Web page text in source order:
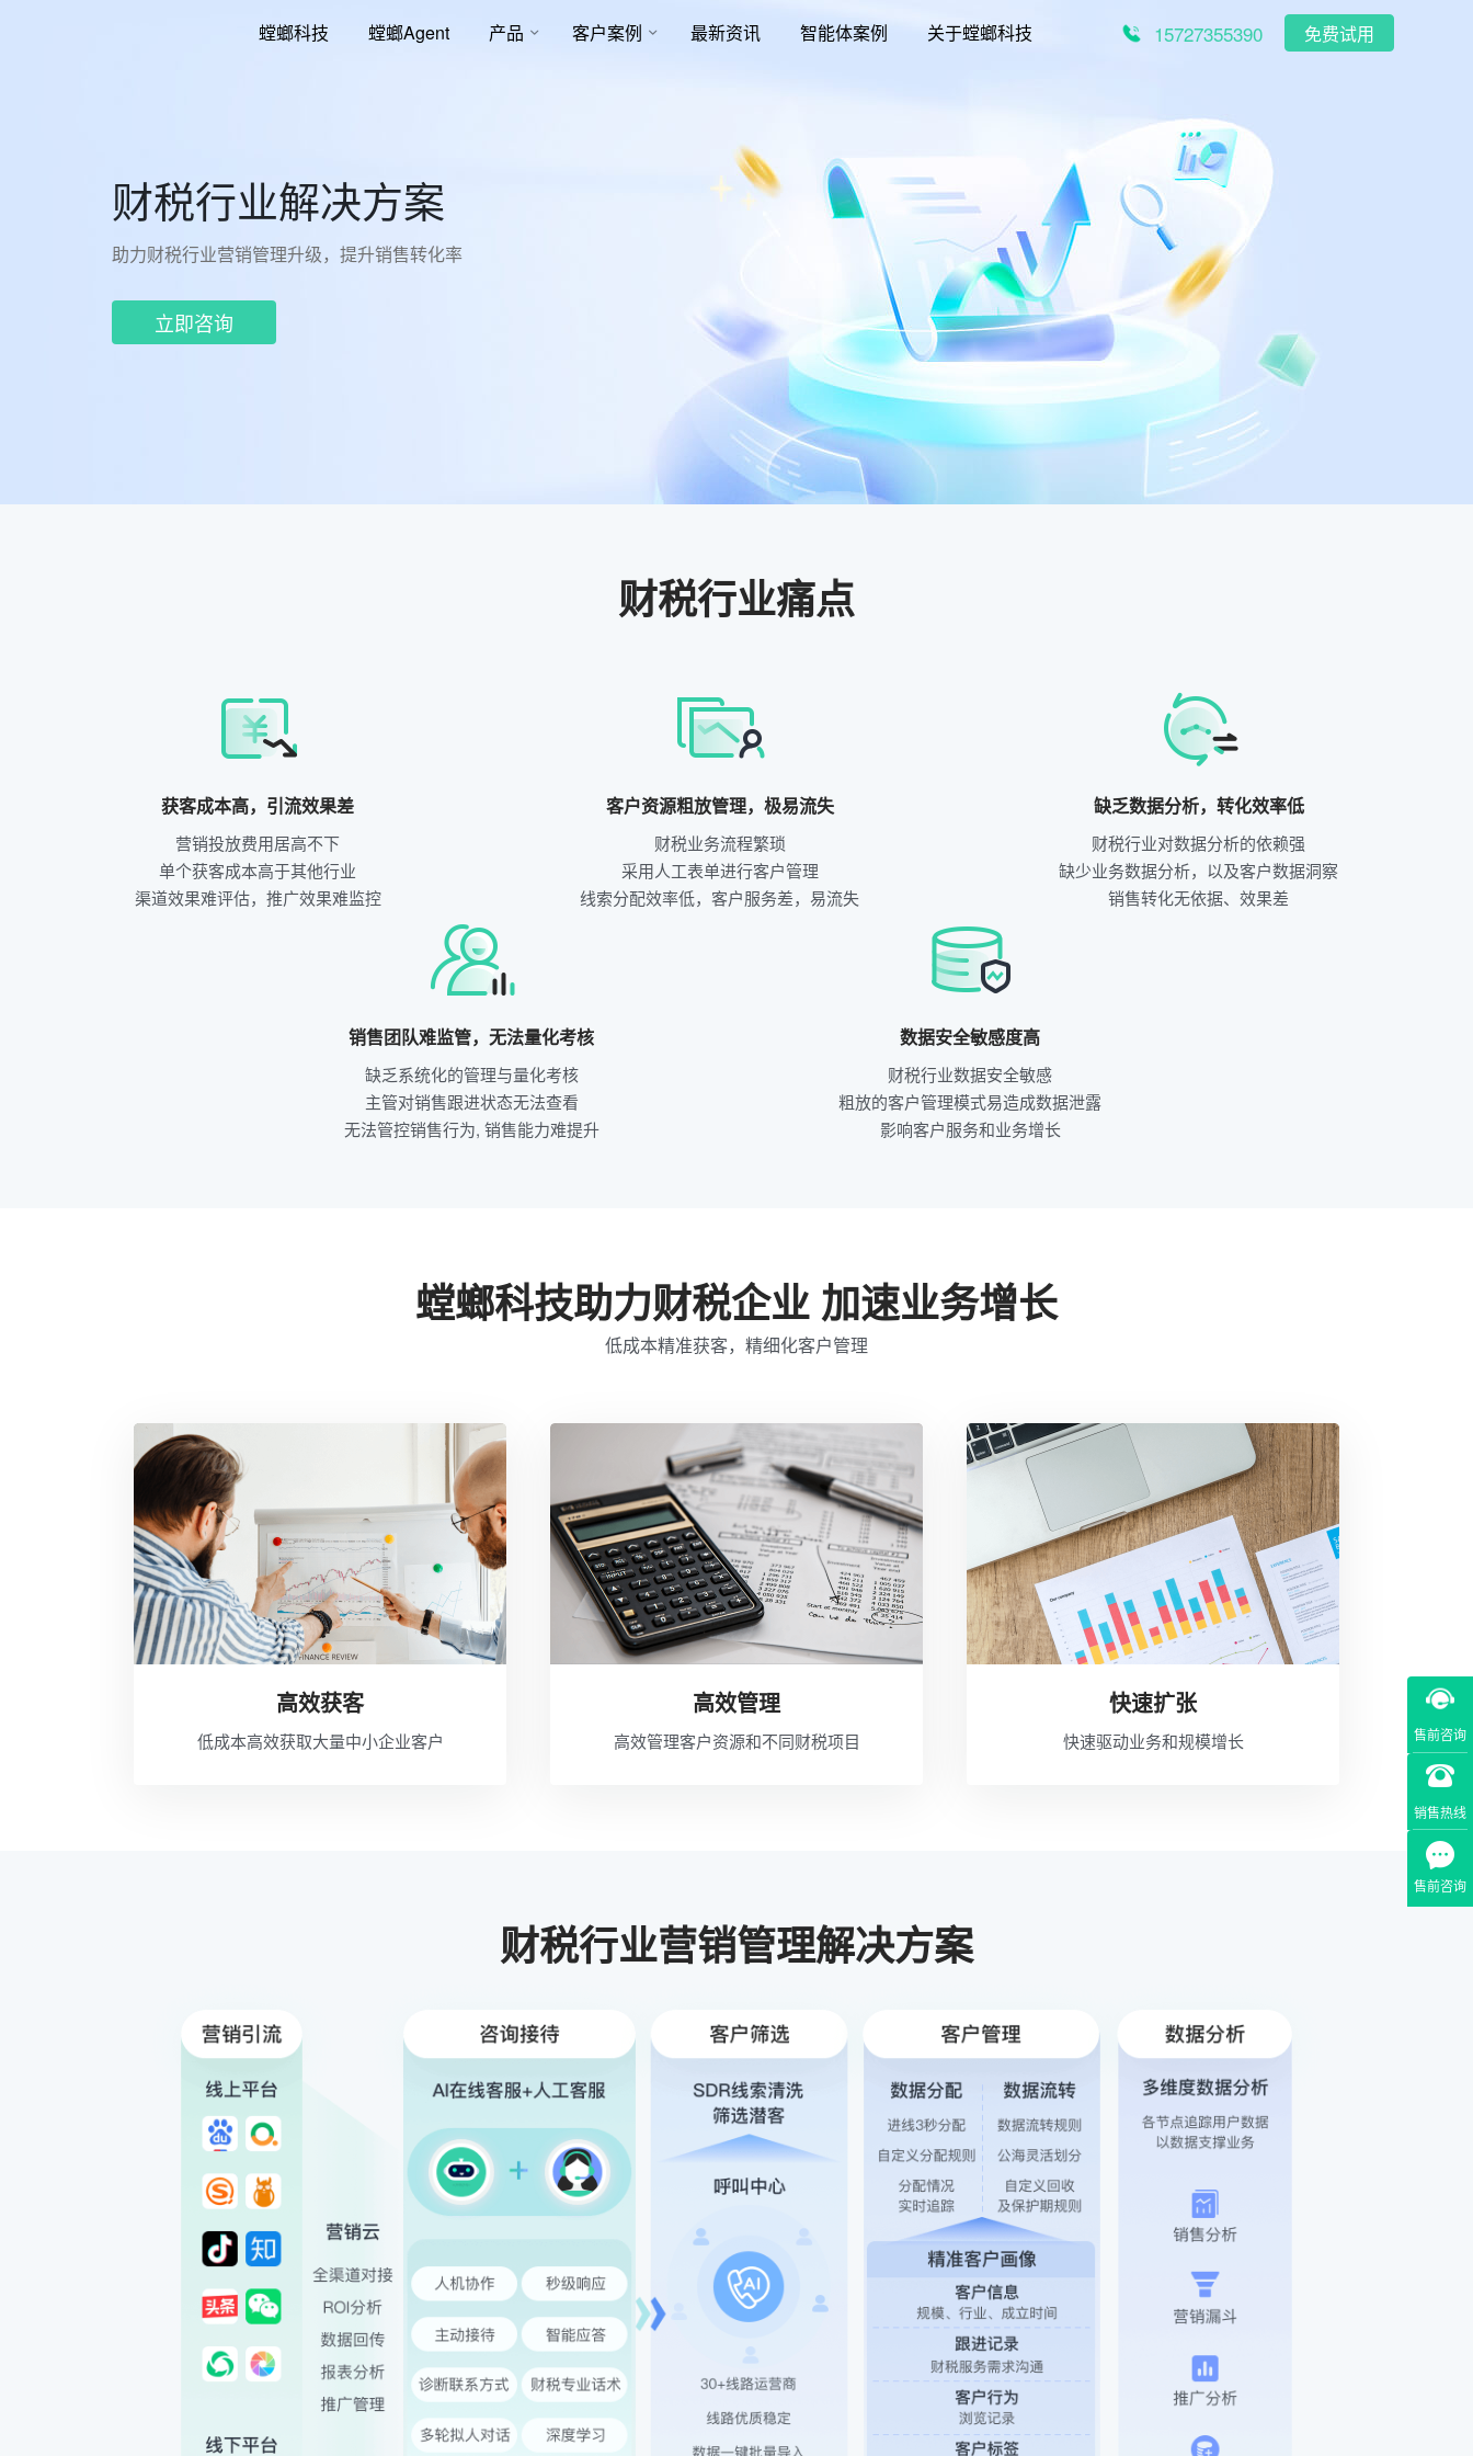
螳螂科技 螳螂Agent 产品 客户案例 最新资讯 智能体案例 关于螳螂科技 15727355390 免费试用
售前咨询
销售热线
售前咨询
财税行业解决方案
助力财税行业营销管理升级，提升销售转化率
立即咨询
财税行业痛点
获客成本高，引流效果差
营销投放费用居高不下
单个获客成本高于其他行业
渠道效果难评估，推广效果难监控
客户资源粗放管理，极易流失
财税业务流程繁琐
采用人工表单进行客户管理
线索分配效率低，客户服务差，易流失
缺乏数据分析，转化效率低
财税行业对数据分析的依赖强
缺少业务数据分析，以及客户数据洞察
销售转化无依据、效果差
销售团队难监管，无法量化考核
缺乏系统化的管理与量化考核
主管对销售跟进状态无法查看
无法管控销售行为, 销售能力难提升
数据安全敏感度高
财税行业数据安全敏感
粗放的客户管理模式易造成数据泄露
影响客户服务和业务增长
螳螂科技助力财税企业 加速业务增长
低成本精准获客，精细化客户管理
高效获客
低成本高效获取大量中小企业客户
高效管理
高效管理客户资源和不同财税项目
快速扩张
快速驱动业务和规模增长
财税行业营销管理解决方案